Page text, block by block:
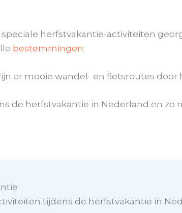
herfstvakantie-activiteiten
bestemmingen.
er mooie wandel- en fietsroutes door
de herfstvakantie in Nederland en zo
tijdens de herfstvakantie in